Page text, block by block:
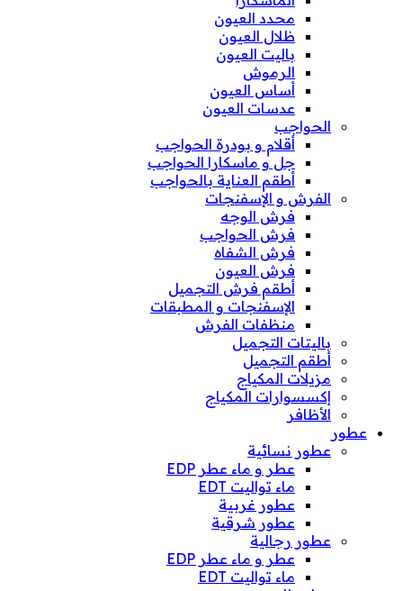
محدد العيون
ظلال العيون
باليت العيون
الرموش
أساس العيون
عدسات العيون
الحواجب
أقلام و بودرة الحواجب
جل و ماسكارا الحواجب
أطقم العناية بالحواجب
الفرش و الإسفنجات
فرش الوجه
فرش الحواجب
فرش الشفاه
فرش العيون
أطقم فرش التجميل
الإسفنجات و المطبقات
منظفات الفرش
باليتات التجميل
أطقم التجميل
مزيلات المكياج
إكسسوارات المكياج
الأظافر
عطور
عطور نسائية
عطر و ماء عطر EDP
ماء تواليت EDT
عطور غربية
عطور شرقية
عطور رجالية
عطر و ماء عطر EDP
ماء تواليت EDT